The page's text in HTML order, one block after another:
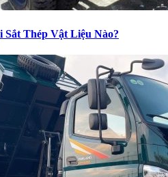
Thép Vật Liệu Nào?